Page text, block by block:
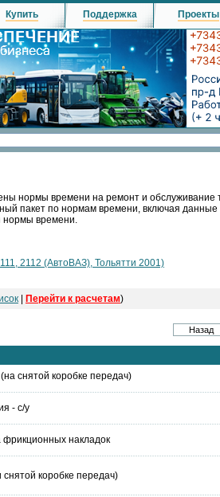
Купить Поддержка Проекты
нормы времени на ремонт и
пакет по нормам времени, включая
нормы времени.
2112 (АвтоВАЗ), Тольятти 2001)
| Перейти к расчетам)
снятой коробке передач)
- с/у
накладок
коробке передач)